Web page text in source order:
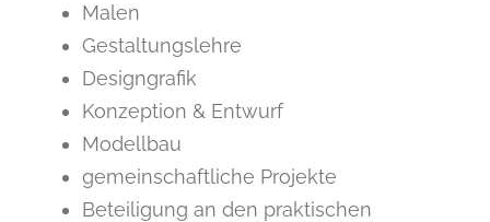
Malen
Gestaltungslehre
Designgrafik
Konzeption & Entwurf
Modellbau
gemeinschaftliche Projekte
Beteiligung an den praktischen